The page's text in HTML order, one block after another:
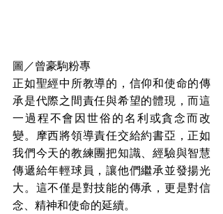
圖／曾豪駒粉專
正如聖經中所教導的，信仰和使命的傳
承是代際之間責任與希望的體現，而這
一過程不會因世俗的名利或貪念而改
變。摩西將領導責任交給約書亞，正如
我們今天的教練團把知識、經驗與智慧
傳遞給年輕球員，讓他們繼承並發揚光
大。這不僅是對技能的傳承，更是對信
念、精神和使命的延續。